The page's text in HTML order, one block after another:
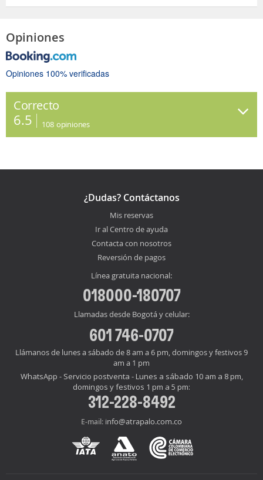
Opiniones
Opiniones 100% verificadas
Correcto
6.5 108 opiniones
¿Dudas? Contáctanos
Mis reservas
Ir al Centro de ayuda
Contacta con nosotros
Reversión de pagos
Línea gratuita nacional:
018000-180707
Llamadas desde Bogotá y celular:
601 746-0707
Llámanos de lunes a sábado de 8 am a 6 pm, domingos y festivos 9
am a 1 pm
WhatsApp - Servicio postventa - Lunes a sábado 10 am a 8 pm,
domingos y festivos 1 pm a 5 pm:
312-228-8492
E-mail: info@atrapalo.com.co